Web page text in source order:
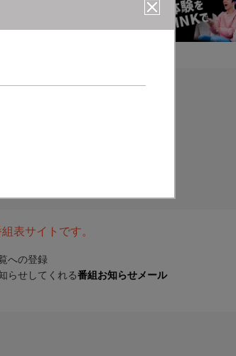
表サイトです。
への登録
らせしてくれる番組お知らせメール